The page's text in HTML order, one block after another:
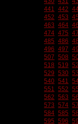
441 442
452 453
463 464
474 475
485 486
496 497
507 508
518 519
529 530
540 541
551 552
562 563
573 574
584 585
595 596